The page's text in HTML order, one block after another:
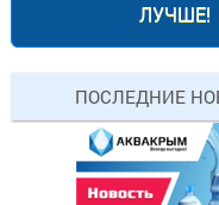
ЛУЧШЕ!
ПОСЛЕДНИЕ